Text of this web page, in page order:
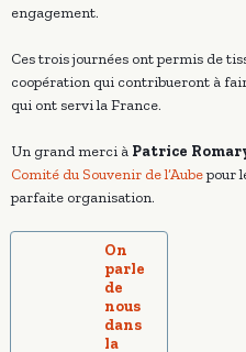
engagement.
Ces trois journées ont permis de
coopération qui contribueront à
qui ont servi la France.
Un grand merci à Patrice
Comité du Souvenir de l’Aubepour
parfaite organisation.
On
parle
de
nous
dans
la